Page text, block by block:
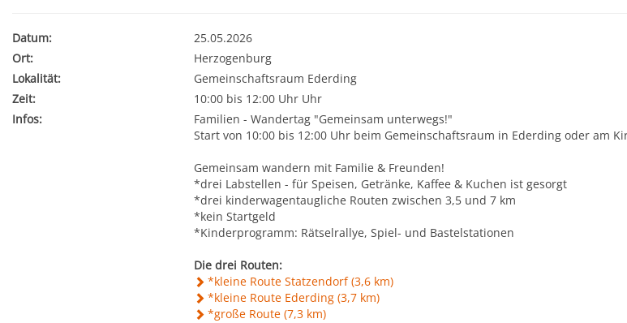
Datum:
25.05.2026
Ort:
Herzogenburg
Lokalität:
Gemeinschaftsraum Ederding
Zeit:
10:00 bis 12:00 Uhr Uhr
Infos:
Familien - Wandertag "Gemeinsam unterwegs!"
Start von 10:00 bis 12:00 Uhr beim Gemeinschaftsraum in Ederding oder am
Gemeinsam wandern mit Familie & Freunden!
*drei Labstellen - für Speisen, Getränke, Kaffee & Kuchen ist gesorgt
*drei kinderwagentaugliche Routen zwischen 3,5 und 7 km
*kein Startgeld
*Kinderprogramm: Rätselrallye, Spiel- und Bastelstationen
Die drei Routen:
*kleine Route Statzendorf (3,6 km)
*kleine Route Ederding (3,7 km)
*große Route (7,3 km)